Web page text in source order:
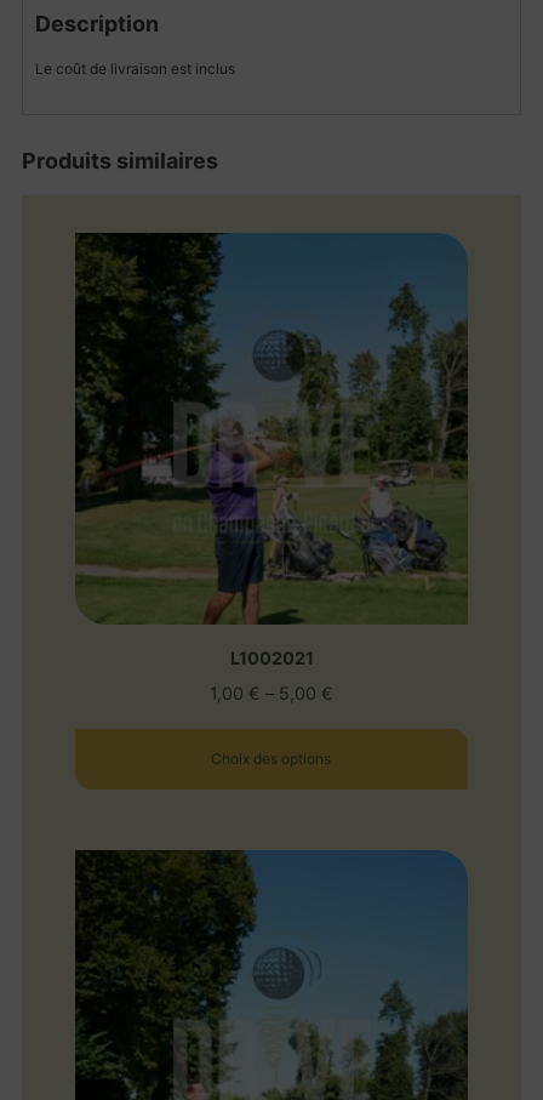
Description
Le coût de livraison est inclus
Produits similaires
L1002021
1,00 € – 5,00 €
Choix des options